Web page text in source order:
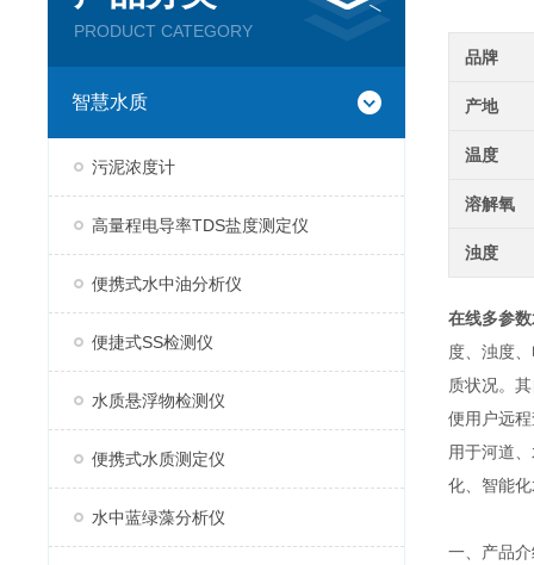
PRODUCT CATEGORY
智慧水质
污泥浓度计
高量程电导率TDS盐度测定仪
便携式水中油分析仪
便捷式SS检测仪
水质悬浮物检测仪
便携式水质测定仪
水中蓝绿藻分析仪
品牌
产地
温度
溶解氧
浊度
在线多参
度、浊度
质状况。
便用户远
用于河道
化、智能
一、产品